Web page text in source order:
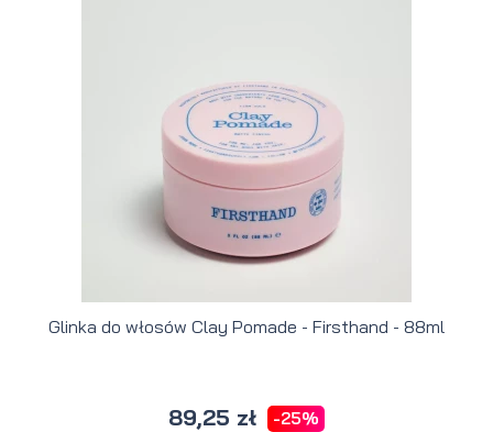
Glinka do włosów Clay Pomade - Firsthand - 88ml
89,25 zł -25%